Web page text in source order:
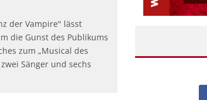
der Vampire" lässt
die Gunst des Publikums
zum „Musical des
Sänger und sechs